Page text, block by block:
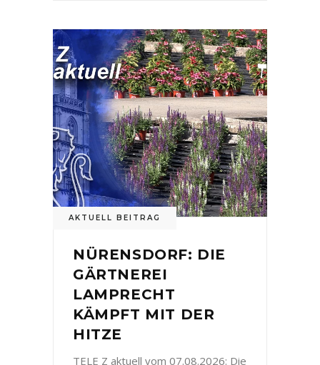
AKTUELL BEITRAG
NÜRENSDORF: DIE
GÄRTNEREI
LAMPRECHT
KÄMPFT MIT DER
HITZE
TELE Z aktuell vom 07.08.2026: Die